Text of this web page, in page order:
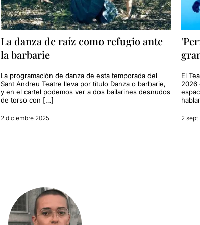
La danza de raíz como refugio ante
la barbarie
La programación de danza de esta temporada del
Sant Andreu Teatre lleva por título Danza o barbarie,
y en el cartel podemos ver a dos bailarines desnudos
de torso con […]
2 diciembre 2025
El
2026
2